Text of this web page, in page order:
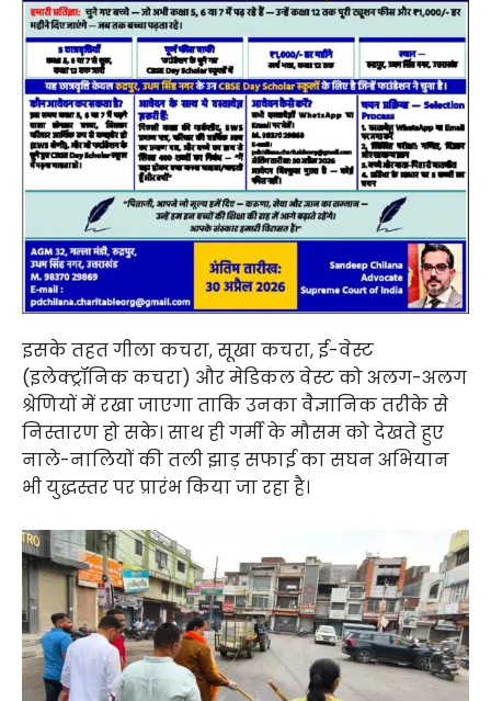
इसके तहत गीला कचरा, सूखा कचरा, ई-वेस्ट
(इलेक्ट्रॉनिक कचरा) और मेडिकल वेस्ट को अलग-अलग
श्रेणियों में रखा जाएगा ताकि उनका वैज्ञानिक तरीके से
निस्तारण हो सके। साथ ही गर्मी के मौसम को देखते हुए
नाले-नालियों की तली झाड़ सफाई का सघन अभियान
भी युद्धस्तर पर प्रारंभ किया जा रहा है।